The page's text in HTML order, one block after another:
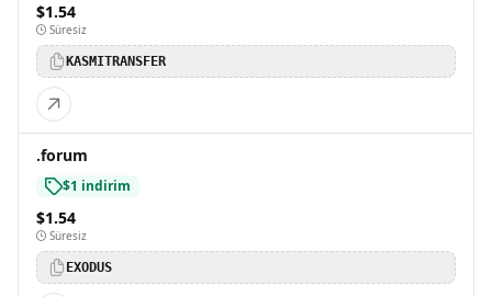
$1.54
Süresiz
KASMITRANSFER
.forum
$1 indirim
$1.54
Süresiz
EXODUS